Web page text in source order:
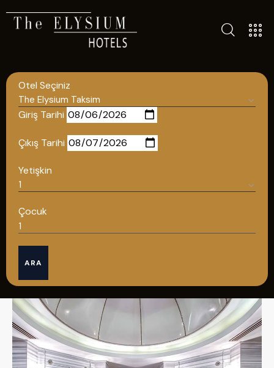
Otel Seçiniz
Giriş Tarihi
Çıkış Tarihi
Yetişkin
Çocuk
ARA
TÜM OTELLERIMIZ
POLITIKALAR
GIZLILIK POLITIKASI
Türkçe
08502421818
REZERVASYON